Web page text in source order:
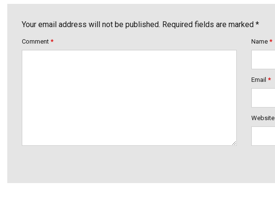
Your email address will not be published. Required fields are marked *
Comment * Name *
Email *
Website